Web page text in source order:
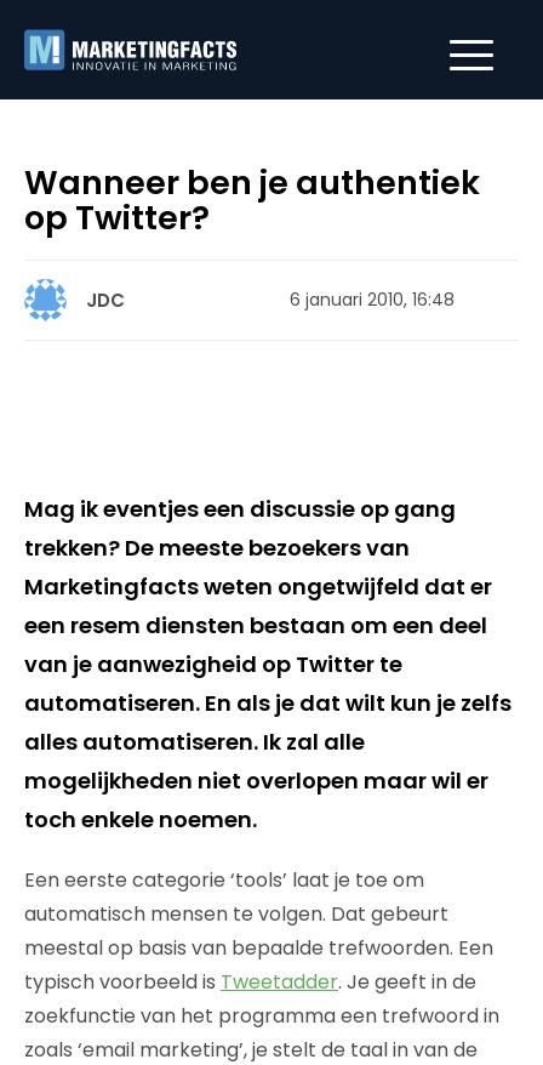
Wanneer ben je authentiek
op Twitter?
JDC 6 januari 2010, 16:48
Mag ik eventjes een discussie op gang
trekken? De meeste bezoekers van
Marketingfacts weten ongetwijfeld dat er
een resem diensten bestaan om een deel
van je aanwezigheid op Twitter te
automatiseren. En als je dat wilt kun je zelfs
alles automatiseren. Ik zal alle
mogelijkheden niet overlopen maar wil er
toch enkele noemen.
Een eerste categorie ‘tools’ laat je toe om
automatisch mensen te volgen. Dat gebeurt
meestal op basis van bepaalde trefwoorden. Een
typisch voorbeeld is Tweetadder. Je geeft in de
zoekfunctie van het programma een trefwoord in
zoals ‘email marketing’, je stelt de taal in van de